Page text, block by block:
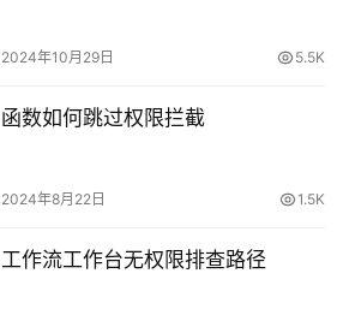
2024年10月29日 5.5K
函数如何跳过权限拦截
2024年8月22日 1.5K
工作流工作台无权限排查路径